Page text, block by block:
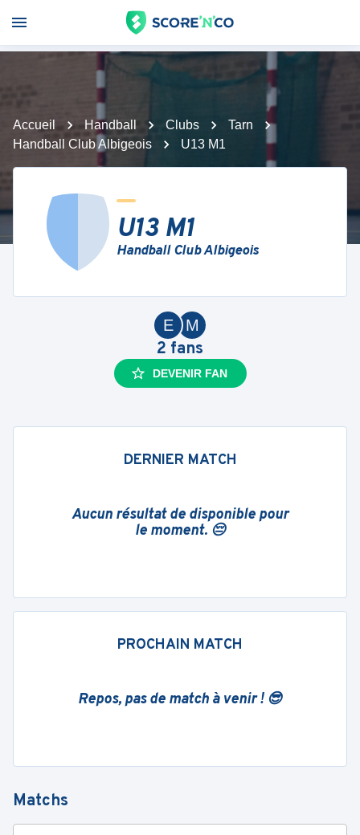
Accueil Handball Clubs
Tarn
Handball Club Albigeois
U13 M1
U13 M1
Handball Club Albigeois
M
E
2 fans
DEVENIR FAN
DERNIER MATCH
Aucun résultat de disponible pour
le moment. 😔
PROCHAIN MATCH
Repos, pas de match à venir ! 😎
Matchs